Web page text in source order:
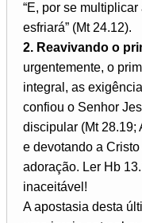
“E, por se
esfriará” (Mt 24.12).
2. Reavivando o
urgentemente, o
integral, as
confiou o Senhor
discipular (Mt 28.19;
e devotando a
adoração. Ler Hb
inaceitável!
A apostasia desta